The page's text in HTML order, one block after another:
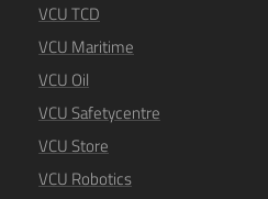
VCU TCD
VCU Maritime
VCU Oil
VCU Safetycentre
VCU Store
VCU Robotics